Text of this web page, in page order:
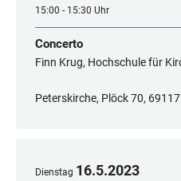
15:00 - 15:30 Uhr
Concerto
Finn Krug, Hochschule für
Peterskirche, Plöck 70,
Dienstag 16.5.2023